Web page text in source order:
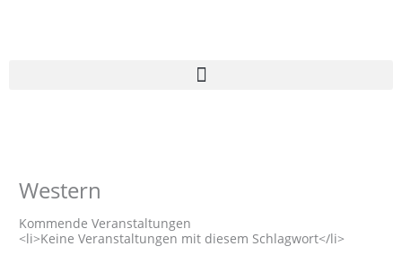
Western
Kommende Veranstaltungen
<li>Keine Veranstaltungen mit diesem Schlagwort</li>